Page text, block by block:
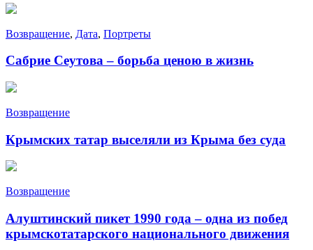
Возвращение, Дата, Портреты
Сабрие Сеутова – борьба ценою в жизнь
Возвращение
Крымских татар выселяли из Крыма без суда
Возвращение
Алуштинский пикет 1990 года – одна из побед
крымскотатарского национального движения